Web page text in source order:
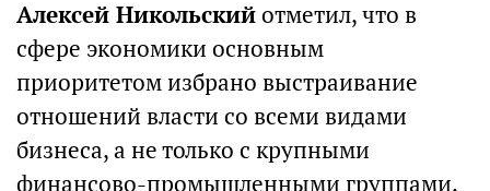
Алексей Никольскийотметил, что в
сфере экономики основным
приоритетом избрано выстраивание
отношений власти со всеми видами
бизнеса, а не только с крупными
финансово-промышленными группами.